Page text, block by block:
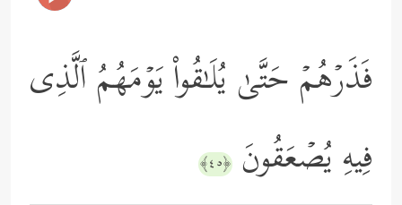
فَذَرۡهُمۡ حَتَّىٰ یُلَـٰقُواْ یَوۡمَهُمُ ٱلَّذِی
فِیهِ یُصۡعَقُونَ ﴿٤٥﴾